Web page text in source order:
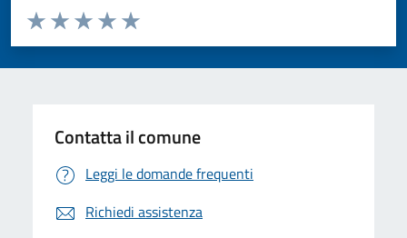
Valuta da 1 a 5 stelle la pagina
Valuta 5 stelle su 5
Valuta 4 stelle su 5
Valuta 3 stelle su 5
Valuta 2 stelle su 5
Valuta 1 stelle su 5
Contatta il comune
Leggi le domande frequenti
Richiedi assistenza